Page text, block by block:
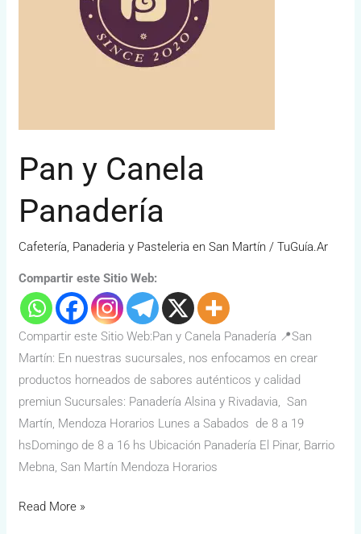
Pan y Canela
Panadería
Cafetería, Panaderia y Pasteleria en San Martín /TuGuía.Ar
Compartir este Sitio Web:
Compartir este Sitio Web:Pan y Canela Panadería 📍San
Martín: En nuestras sucursales, nos enfocamos en crear
productos horneados de sabores auténticos y calidad
premiun Sucursales: Panadería Alsina y Rivadavia, San
Martín, Mendoza Horarios Lunes a Sabados de 8 a 19
hsDomingo de 8 a 16 hs Ubicación Panadería El Pinar, Barrio
Mebna, San Martín Mendoza Horarios
Read More »